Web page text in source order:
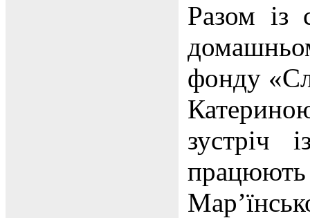
Разом із
фонду
зустріч